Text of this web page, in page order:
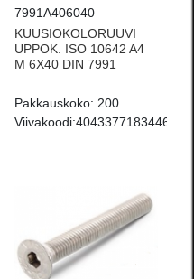
7991A406040
KUUSIOKOLORUUVI
UPPOK. ISO 10642 A4
M 6X40 DIN 7991
Pakkauskoko: 200
Viivakoodi:4043377183446